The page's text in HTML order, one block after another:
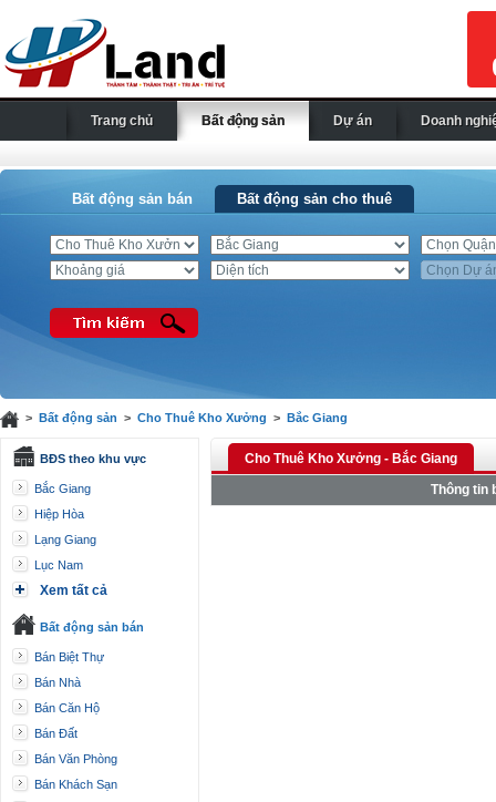
Trang chủ Bất động sản Dự án Doanh
Bất động sản bán Bất động sản cho thuê
> Bất động sản > Cho Thuê Kho Xưởng > Bắc Giang
BĐS theo khu vực
Bắc Giang
Hiệp Hòa
Lạng Giang
Lục Nam
Xem tất cả
Bất động sản bán
Bán Biệt Thự
Bán Nhà
Bán Căn Hộ
Bán Đất
Bán Văn Phòng
Bán Khách Sạn
Cho Thuê Kho Xưởng - Bắc Giang
Thông tin